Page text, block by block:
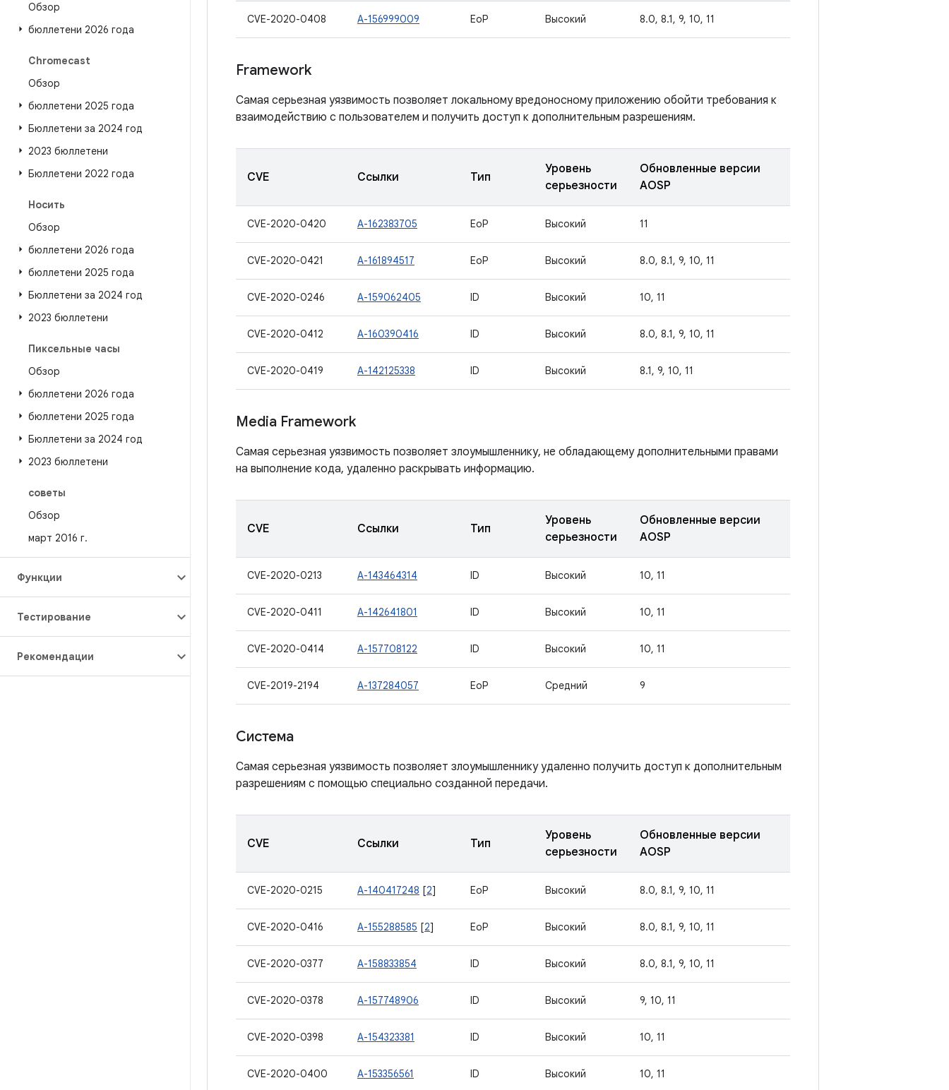
Обзор
бюллетени 2026 года
Chromecast
Обзор
бюллетени 2025 года
Бюллетени за 2024 год
2023 бюллетени
Бюллетени 2022 года
Носить
Обзор
бюллетени 2026 года
бюллетени 2025 года
Бюллетени за 2024 год
2023 бюллетени
Пиксельные часы
Обзор
бюллетени 2026 года
бюллетени 2025 года
Бюллетени за 2024 год
2023 бюллетени
советы
Обзор
март 2016 г.
Функции
Тестирование
Рекомендации
CVE-2020-0408 A-156999009 EoP Высокий 8.0, 8.1, 9, 10, 11
Framework
Самая серьезная уязвимость позволяет локальному вредоносному приложению обойти требования к
взаимодействию с пользователем и получить доступ к дополнительным разрешениям.
CVE Ссылки Тип
Уровень
серьезности
Обновленные версии
AOSP
CVE-2020-0420 A-162383705 EoP Высокий 11
CVE-2020-0421 A-161894517 EoP Высокий 8.0, 8.1, 9, 10, 11
CVE-2020-0246 A-159062405 ID Высокий 10, 11
CVE-2020-0412 A-160390416 ID Высокий 8.0, 8.1, 9, 10, 11
CVE-2020-0419 A-142125338 ID Высокий 8.1, 9, 10, 11
Media Framework
Самая серьезная уязвимость позволяет злоумышленнику, не обладающему дополнительными правами
на выполнение кода, удаленно раскрывать информацию.
CVE Ссылки Тип
Уровень
серьезности
Обновленные версии
AOSP
CVE-2020-0213 A-143464314 ID Высокий 10, 11
CVE-2020-0411 A-142641801 ID Высокий 10, 11
CVE-2020-0414 A-157708122 ID Высокий 10, 11
CVE-2019-2194 A-137284057 EoP Средний 9
Система
Самая серьезная уязвимость позволяет злоумышленнику удаленно получить доступ к дополнительным
разрешениям с помощью специально созданной передачи.
CVE Ссылки Тип
Уровень
серьезности
Обновленные версии
AOSP
CVE-2020-0215 A-140417248 [2] EoP Высокий 8.0, 8.1, 9, 10, 11
CVE-2020-0416 A-155288585 [2] EoP Высокий 8.0, 8.1, 9, 10, 11
CVE-2020-0377 A-158833854 ID Высокий 8.0, 8.1, 9, 10, 11
CVE-2020-0378 A-157748906 ID Высокий 9, 10, 11
CVE-2020-0398 A-154323381 ID Высокий 10, 11
CVE-2020-0400 A-153356561 ID Высокий 10, 11